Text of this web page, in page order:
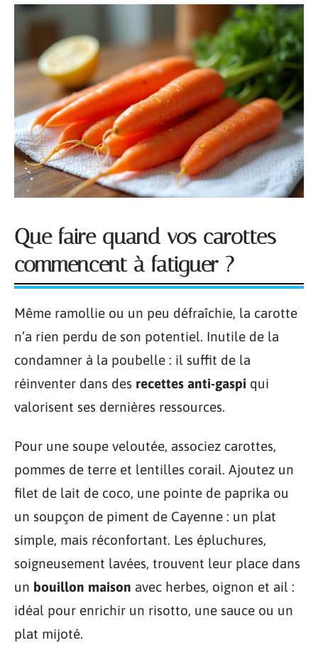
Que faire quand vos carottes
commencent à fatiguer ?
Même ramollie ou un peu défraîchie, la carotte
n’a rien perdu de son potentiel. Inutile de la
condamner à la poubelle : il suffit de la
réinventer dans des recettes anti-gaspi qui
valorisent ses dernières ressources.
Pour une soupe veloutée, associez carottes,
pommes de terre et lentilles corail. Ajoutez un
filet de lait de coco, une pointe de paprika ou
un soupçon de piment de Cayenne : un plat
simple, mais réconfortant. Les épluchures,
soigneusement lavées, trouvent leur place dans
un bouillon maison avec herbes, oignon et ail :
idéal pour enrichir un risotto, une sauce ou un
plat mijoté.